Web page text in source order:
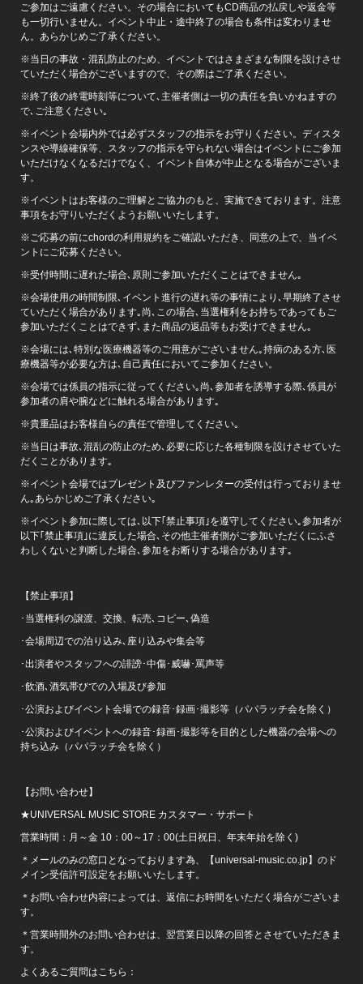
ご参加はご遠慮ください。その場合においてもCD商品の払戻しや返金等
も一切行いません。イベント中止・途中終了の場合も条件は変わりませ
ん。あらかじめご了承ください。
※当日の事故・混乱防止のため、イベントではさまざまな制限を設けさせ
ていただく場合がございますので、その際はご了承ください。
※終了後の終電時刻等について､主催者側は一切の責任を負いかねますの
で､ご注意ください｡
※イベント会場内外では必ずスタッフの指示をお守りください。ディスタ
ンスや導線確保等、スタッフの指示を守られない場合はイベントにご参加
いただけなくなるだけでなく、イベント自体が中止となる場合がございま
す。
※イベントはお客様のご理解とご協力のもと、実施できております。注意
事項をお守りいただくようお願いいたします。
※ご応募の前にchordの利用規約をご確認いただき、同意の上で、当イベ
ントにご応募ください。
※受付時間に遅れた場合､原則ご参加いただくことはできません｡
※会場使用の時間制限､イベント進行の遅れ等の事情により､早期終了させ
ていただく場合があります｡尚､この場合､当選権利をお持ちであってもご
参加いただくことはできず､また商品の返品等もお受けできません｡
※会場には､特別な医療機器等のご用意がございません｡持病のある方､医
療機器等が必要な方は､自己責任においてご参加ください。
※会場では係員の指示に従ってください｡尚､参加者を誘導する際､係員が
参加者の肩や腕などに触れる場合があります｡
※貴重品はお客様自らの責任で管理してください｡
※当日は事故､混乱の防止のため､必要に応じた各種制限を設けさせていた
だくことがあります｡
※イベント会場ではプレゼント及びファンレターの受付は行っておりませ
ん｡あらかじめご了承ください｡
※イベント参加に際しては､以下｢禁止事項｣を遵守してください｡参加者が
以下｢禁止事項｣に違反した場合､その他主催者側がご参加いただくにふさ
わしくないと判断した場合､参加をお断りする場合があります｡
【禁止事項】
･当選権利の譲渡、交換、転売､コピー､偽造
･会場周辺での泊り込み､座り込みや集会等
･出演者やスタッフへの誹謗･中傷･威嚇･罵声等
･飲酒､酒気帯びでの入場及び参加
･公演およびイベント会場での録音･録画･撮影等（パパラッチ会を除く）
･公演およびイベントへの録音･録画･撮影等を目的とした機器の会場への
持ち込み（パパラッチ会を除く）
【お問い合わせ】
★UNIVERSAL MUSIC STORE カスタマー・サポート
営業時間：月～金 10：00～17：00(土日祝日、年末年始を除く)
＊メールのみの窓口となっております為、【universal-music.co.jp】のド
メイン受信許可設定をお願いいたします。
＊お問い合わせ内容によっては、返信にお時間をいただく場合がございま
す。
＊営業時間外のお問い合わせは、翌営業日以降の回答とさせていただきま
す。
よくあるご質問はこちら：